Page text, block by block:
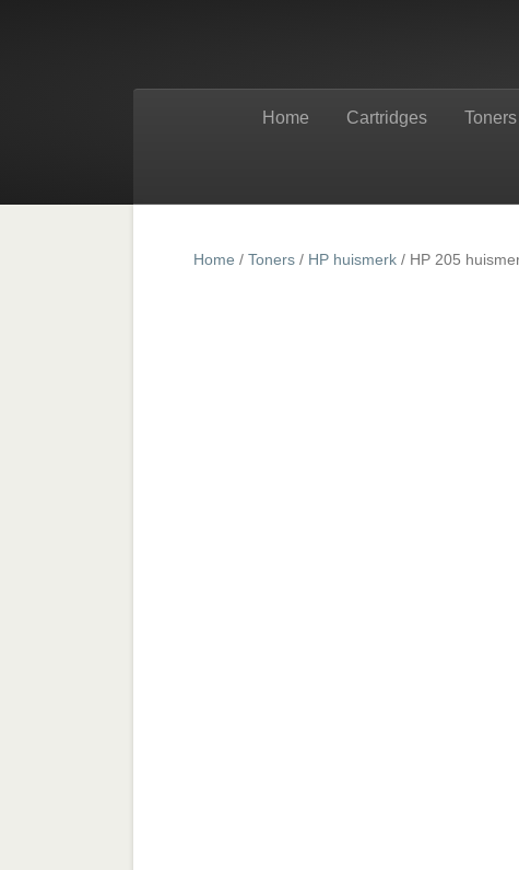
Home Cartridges Toners
Home / Toners / HP huismerk / HP 205